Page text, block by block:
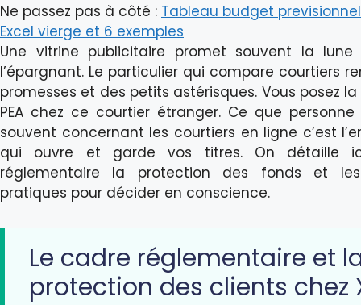
Ne passez pas à côté : Tableau budget
Excel vierge et 6 exemples
Une vitrine publicitaire promet souvent la
l’épargnant. Le particulier qui compare courtiers
promesses et des petits astérisques. Vous posez
PEA chez ce courtier étranger. Ce que
souvent concernant les courtiers en ligne c’est
qui ouvre et garde vos titres. On détaille
réglementaire la protection des fonds et
pratiques pour décider en conscience.
Le cadre réglementaire et
protection des clients chez